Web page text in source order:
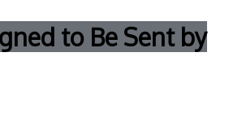
to Be Sent by